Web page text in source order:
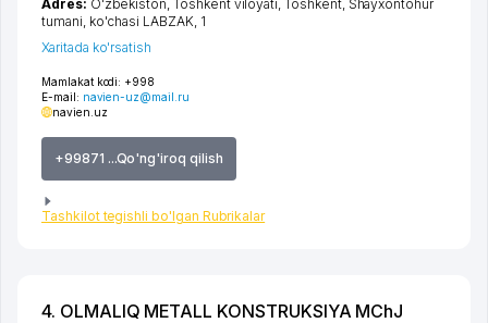
Mamlakat kodi: +998
E-mail: navien-uz@mail.ru
navien.uz
+99871 ...Qo'ng'iroq qilish
Tashkilot tegishli bo'lgan Rubrikalar
Adres: O'zbekiston,Toshkent viloyati,Toshkent, Shayxontohur
tumani, ko'chasi LABZAK, 1
Xaritada ko'rsatish
4. OLMALIQ METALL KONSTRUKSIYA MChJ